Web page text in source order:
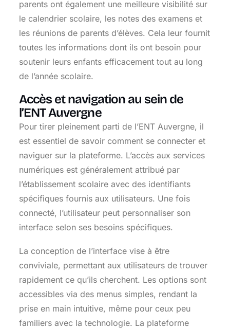
parents ont également une meilleure visibilité sur
le calendrier scolaire, les notes des examens et
les réunions de parents d’élèves. Cela leur fournit
toutes les informations dont ils ont besoin pour
soutenir leurs enfants efficacement tout au long
de l’année scolaire.
Accès et navigation au sein de
l’ENT Auvergne
Pour tirer pleinement parti de l’ENT Auvergne, il
est essentiel de savoir comment se connecter et
naviguer sur la plateforme. L’accès aux services
numériques est généralement attribué par
l’établissement scolaire avec des identifiants
spécifiques fournis aux utilisateurs. Une fois
connecté, l’utilisateur peut personnaliser son
interface selon ses besoins spécifiques.
La conception de l’interface vise à être
conviviale, permettant aux utilisateurs de trouver
rapidement ce qu’ils cherchent. Les options sont
accessibles via des menus simples, rendant la
prise en main intuitive, même pour ceux peu
familiers avec la technologie. La plateforme